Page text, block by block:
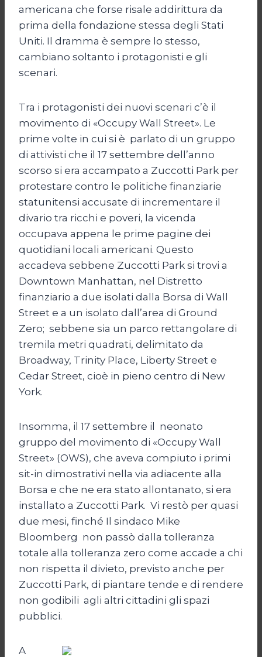
americana che forse risale addirittura da
prima della fondazione stessa degli Stati
Uniti. Il dramma è sempre lo stesso,
cambiano soltanto i protagonisti e gli
scenari.
Tra i protagonisti dei nuovi scenari c’è il
movimento di «Occupy Wall Street». Le
prime volte in cui si è parlato di un gruppo
di attivisti che il 17 settembre dell’anno
scorso si era accampato a Zuccotti Park per
protestare contro le politiche finanziarie
statunitensi accusate di incrementare il
divario tra ricchi e poveri, la vicenda
occupava appena le prime pagine dei
quotidiani locali americani. Questo
accadeva sebbene Zuccotti Park si trovi a
Downtown Manhattan, nel Distretto
finanziario a due isolati dalla Borsa di Wall
Street e a un isolato dall’area di Ground
Zero; sebbene sia un parco rettangolare di
tremila metri quadrati, delimitato da
Broadway, Trinity Place, Liberty Street e
Cedar Street, cioè in pieno centro di New
York.
Insomma, il 17 settembre il neonato
gruppo del movimento di «Occupy Wall
Street» (OWS), che aveva compiuto i primi
sit-in dimostrativi nella via adiacente alla
Borsa e che ne era stato allontanato, si era
installato a Zuccotti Park. Vi restò per quasi
due mesi, finché Il sindaco Mike
Bloomberg non passò dalla tolleranza
totale alla tolleranza zero come accade a chi
non rispetta il divieto, previsto anche per
Zuccotti Park, di piantare tende e di rendere
non godibili agli altri cittadini gli spazi
pubblici.
A